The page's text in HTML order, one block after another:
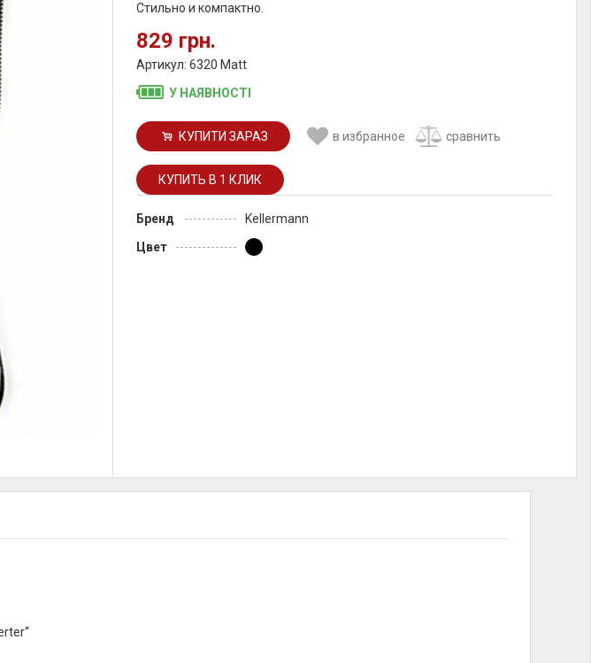
Стильно и компактно.
829 грн.
Артикул: 6320 Matt
У НАЯВНОСТІ
КУПИТИ ЗАРАЗ в избранное сравнить
Бренд
Kellermann
Цвет